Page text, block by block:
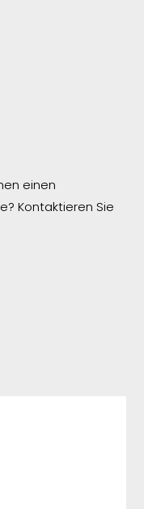
einen
Kontaktieren Sie